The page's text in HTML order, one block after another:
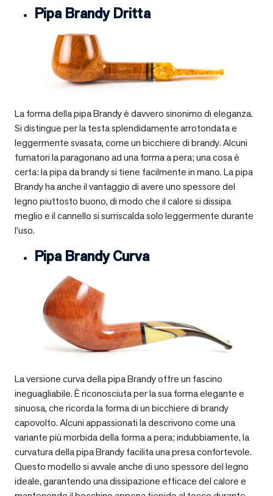
Pipa Brandy Dritta
La forma della pipa Brandy è davvero sinonimo di eleganza.
Si distingue per la testa splendidamente arrotondata e
leggermente svasata, come un bicchiere di brandy. Alcuni
fumatori la paragonano ad una forma a pera; una cosa è
certa: la pipa da brandy si tiene facilmente in mano. La pipa
Brandy ha anche il vantaggio di avere uno spessore del
legno piuttosto buono, di modo che il calore si dissipa
meglio e il cannello si surriscalda solo leggermente durante
l’uso.
Pipa Brandy Curva
La versione curva della pipa Brandy offre un fascino
ineguagliabile. È riconosciuta per la sua forma elegante e
sinuosa, che ricorda la forma di un bicchiere di brandy
capovolto. Alcuni appassionati la descrivono come una
variante più morbida della forma a pera; indubbiamente, la
curvatura della pipa Brandy facilita una presa confortevole.
Questo modello si avvale anche di uno spessore del legno
ideale, garantendo una dissipazione efficace del calore e